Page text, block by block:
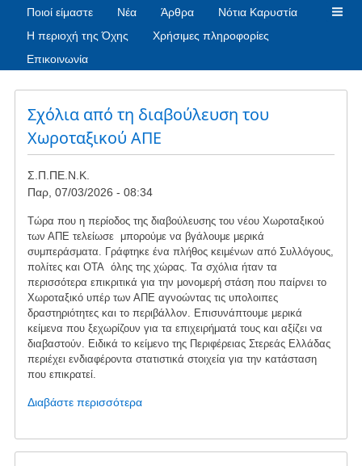
Ποιοί είμαστε Νέα Άρθρα
Νότια Καρυστία
Η περιοχή της Όχης
Χρήσιμες πληροφορίες
Επικοινωνία
Σχόλια από τη διαβούλευση του
Χωροταξικού ΑΠΕ
Σ.Π.ΠΕ.Ν.Κ.
Παρ, 07/03/2026 - 08:34
Tώρα που η περίοδος της διαβούλευσης του νέου Χωροταξικού
των ΑΠΕ τελείωσε μπορούμε να βγάλουμε μερικά
συμπεράσματα. Γράφτηκε ένα πλήθος κειμένων από Συλλόγους,
πολίτες και ΟΤΑ όλης της χώρας. Τα σχόλια ήταν τα
περισσότερα επικριτικά για την μονομερή στάση που παίρνει το
Χωροταξικό υπέρ των ΑΠΕ αγνοώντας τις υπολοιπες
δραστηριότητες και το περιβάλλον. Επισυνάπτουμε μερικά
κείμενα που ξεχωρίζουν για τα επιχειρήματά τους και αξίζει να
διαβαστούν. Ειδικά το κείμενο της Περιφέρειας Στερεάς Ελλάδας
περιέχει ενδιαφέροντα στατιστικά στοιχεία για την κατάσταση
που επικρατεί.
Διαβάστε περισσότεραγια
Σχόλια
από